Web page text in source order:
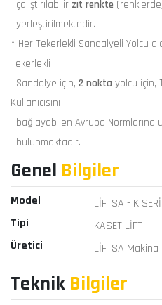
çalıştırılabilir zıt renkte
yerleştirilmektedir.
* Her Tekerlekli Sandalyeli Yolcu
Tekerlekli
Sandalye için, 2 nokta yolcu için,
Kullanıcısını
bağlayabilen Avrupa Normlarına
bulunmaktadır.
Genel Bilgiler
Model
: LİFTSA - K
Tipi
: KASET LİFT
Üretici
: LİFTSA
Teknik Bilgiler